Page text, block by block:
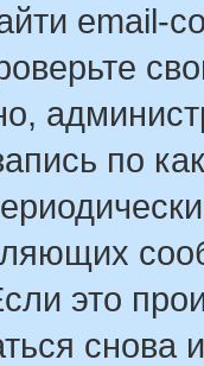
email-
по
это
снова